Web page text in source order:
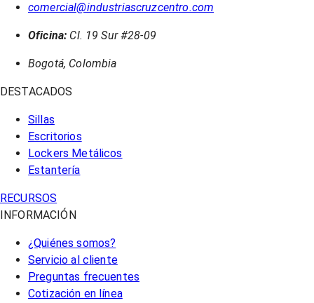
comercial@industriascruzcentro.com
Oficina: Cl. 19 Sur #28-09
Bogotá, Colombia
DESTACADOS
Sillas
Escritorios
Lockers Metálicos
Estantería
RECURSOS
INFORMACIÓN
¿Quiénes somos?
Servicio al cliente
Preguntas frecuentes
Cotización en línea